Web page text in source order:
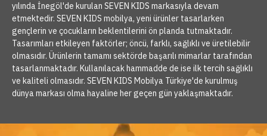
yılında İnegöl'de kurulan SEVEN KIDS markasıyla devam
etmektedir. SEVEN KIDS mobilya, yeni ürünler tasarlarken
gençlerin ve çocukların beklentilerini ön planda tutmaktadır.
Tasarımları etkileyen faktörler; öncü, farklı, sağlıklı ve üretilebilir
olmasıdır. Ürünlerin tamamı sektörde başarılı mimarlar tarafından
tasarlanmaktadır. Kullanılacak hammadde de ise ilk tercih sağlıklı
ve kaliteli olmasıdır. SEVEN KIDS Mobilya Türkiye'de kurulmuş
dünya markası olma hayaline her geçen gün yaklaşmaktadır.